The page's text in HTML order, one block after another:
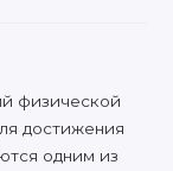
физической
достижения
одним из